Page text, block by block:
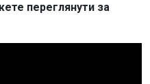
переглянути за